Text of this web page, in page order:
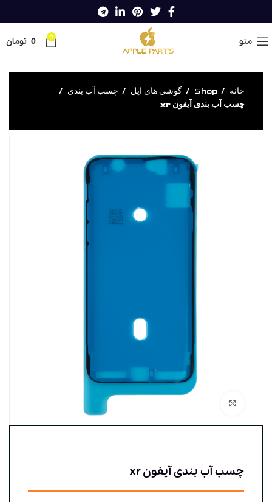
منو 0
0 تومان
خانه Shop گوشی های اپل
چسب آب بندی
چسب آب بندی آیفون xr
چسب آب بندی آیفون xr